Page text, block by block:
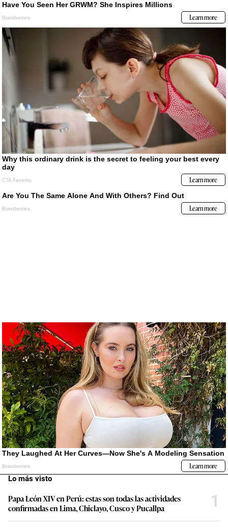
Lo más visto
Papa León XIV en Perú: estas son todas las actividades
confirmadas en Lima, Chiclayo, Cusco y Pucallpa
1